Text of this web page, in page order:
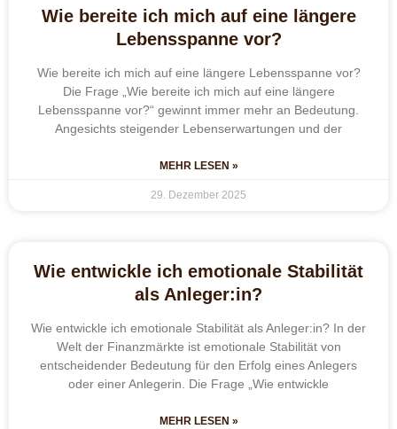
Wie bereite ich mich auf eine längere
Lebensspanne vor?
Wie bereite ich mich auf eine längere Lebensspanne vor?
Die Frage „Wie bereite ich mich auf eine längere
Lebensspanne vor?“ gewinnt immer mehr an Bedeutung.
Angesichts steigender Lebenserwartungen und der
MEHR LESEN »
29. Dezember 2025
Wie entwickle ich emotionale Stabilität
als Anleger:in?
Wie entwickle ich emotionale Stabilität als Anleger:in? In der
Welt der Finanzmärkte ist emotionale Stabilität von
entscheidender Bedeutung für den Erfolg eines Anlegers
oder einer Anlegerin. Die Frage „Wie entwickle
MEHR LESEN »